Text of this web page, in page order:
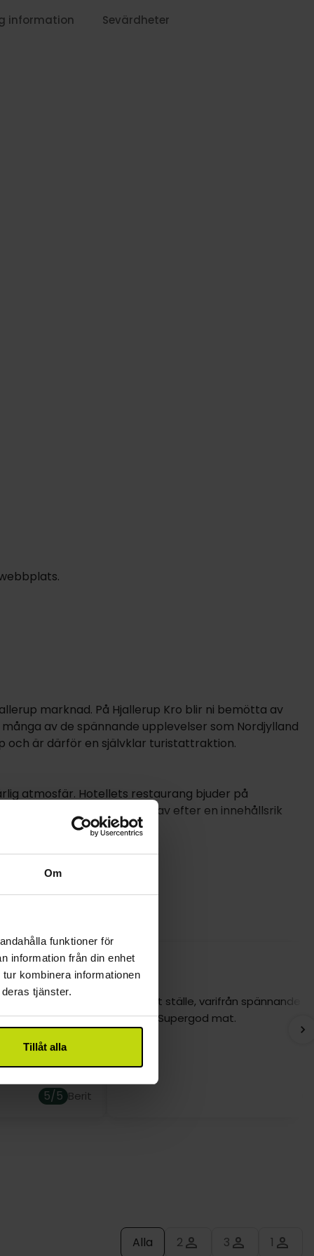
Om
funktioner för
information från din enhet
kombinera informationen
tjänster.
Tillåt alla
information Sevärdheter
marknad. På Hjallerup Kro blir ni bemötta av
av de spännande upplevelser som Nordjylland
och är därför en självklar turistattraktion.
atmosfär. Hotellets restaurang bjuder på
i hotellets bar och slappna av efter en innehållsrik
härligt
5/5 Berit
Trevligt ställe, varifrån spännande
utgår. Supergod mat.
Alla 2 3 1